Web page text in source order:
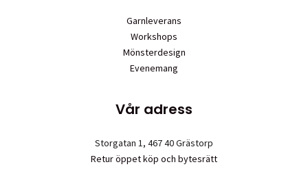
Garnleverans
Workshops
Mönsterdesign
Evenemang
Vår adress
Storgatan 1, 467 40 Grästorp
Retur öppet köp och bytesrätt